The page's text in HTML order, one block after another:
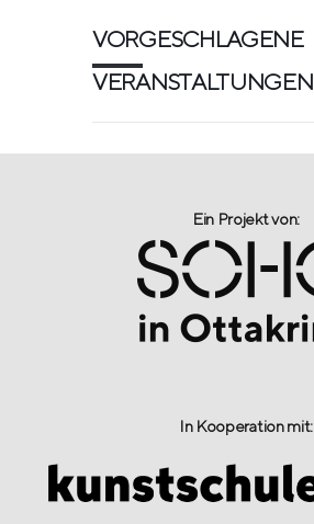
VORGESCHLAGENE
VERANSTALTUNGEN
Ein Projekt von:​
In Kooperation mit: